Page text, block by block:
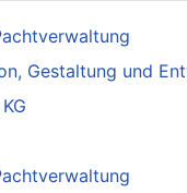
Gestaltung und